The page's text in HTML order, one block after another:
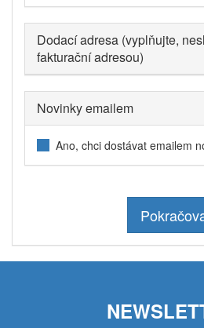
Dodací adresa (vyplňujte,
fakturační adresou)
Novinky emailem
Ano, chci dostávat emailem